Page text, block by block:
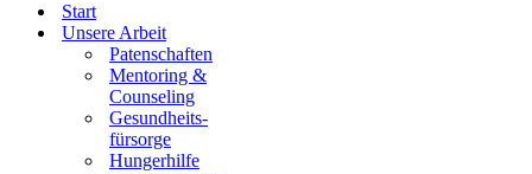
Start
Unsere Arbeit
Patenschaften
Mentoring &
Counseling
Gesundheits­
fürsorge
Hungerhilfe